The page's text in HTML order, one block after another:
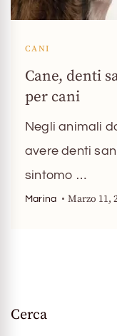
CANI
Cane, denti
per cani
Negli animali
avere denti
sintomo …
Marina Marzo 11,
Cerca